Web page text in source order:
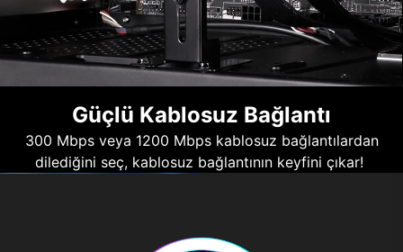
Güçlü Kablosuz Bağlantı
300 Mbps veya 1200 Mbps kablosuz bağlantılardan
dilediğini seç, kablosuz bağlantının keyfini çıkar!